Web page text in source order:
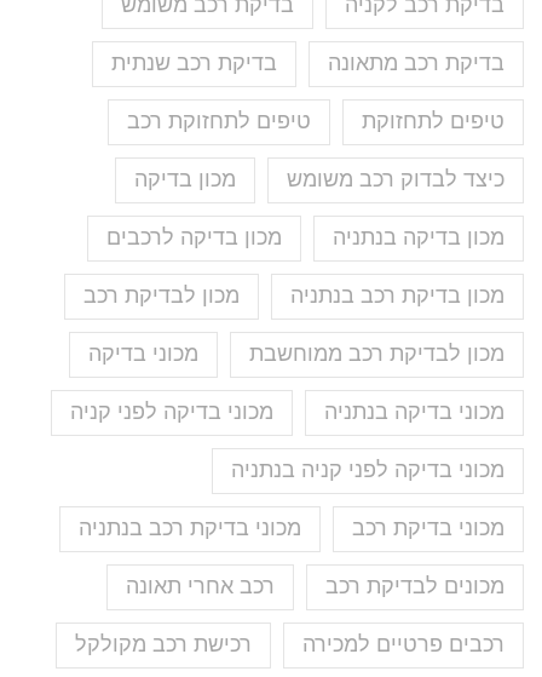
בדיקת רכב לקניה בדיקת רכב משומש
בדיקת רכב מתאונה בדיקת רכב שנתית
טיפים לתחזוקת טיפים לתחזוקת רכב
כיצד לבדוק רכב משומש מכון בדיקה
מכון בדיקה בנתניה מכון בדיקה לרכבים
מכון בדיקת רכב בנתניה מכון לבדיקת רכב
מכון לבדיקת רכב ממוחשבת מכוני בדיקה
מכוני בדיקה בנתניה מכוני בדיקה לפני קניה
מכוני בדיקה לפני קניה בנתניה
מכוני בדיקת רכב מכוני בדיקת רכב בנתניה
מכונים לבדיקת רכב רכב אחרי תאונה
רכבים פרטיים למכירה רכישת רכב מקולקל